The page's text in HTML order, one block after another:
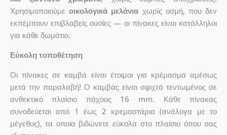
Χρησιμοποιούμεοικολογικά μελάνια χωρίς οσμή, που δεν
εκπέμπουν επιβλαβείς ουσίες — οι πίνακες είναι κατάλληλοι
για κάθε δωμάτιο.
Εύκολη τοποθέτηση
Οι πίνακες σε καμβά είναι έτοιμοι για κρέμασμα αμέσως
μετά την παραλαβή! Ο καμβάς είναι σφιχτά τεντωμένος σε
ανθεκτικό πλαίσιο πάχους 16 mm. Κάθε πίνακας
συνοδεύεται από 1 έως 2 κρεμαστάρια (ανάλογα με το
μέγεθος), τα οποία βιδώνετε εύκολα στο πλαίσιο όπου σας